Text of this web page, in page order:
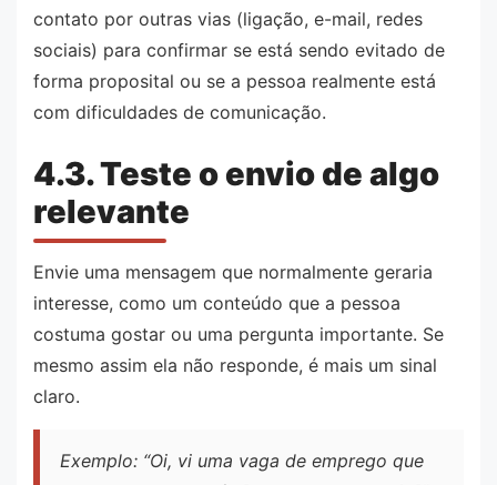
contato por outras vias (ligação, e-mail, redes
sociais) para confirmar se está sendo evitado de
forma proposital ou se a pessoa realmente está
com dificuldades de comunicação.
4.3. Teste o envio de algo
relevante
Envie uma mensagem que normalmente geraria
interesse, como um conteúdo que a pessoa
costuma gostar ou uma pergunta importante. Se
mesmo assim ela não responde, é mais um sinal
claro.
Exemplo: “Oi, vi uma vaga de emprego que